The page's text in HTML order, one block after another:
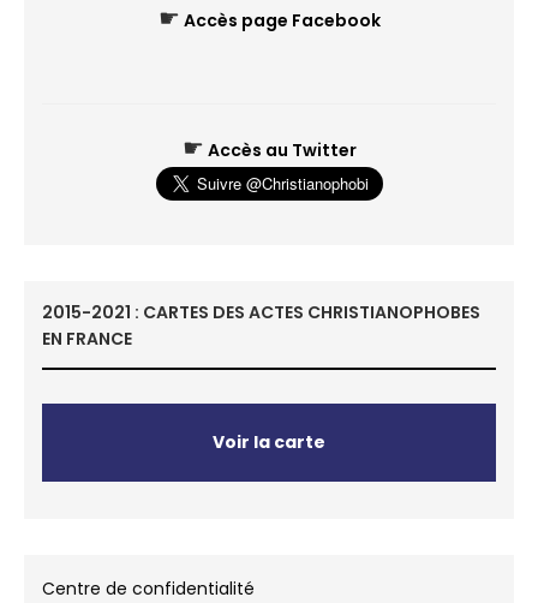
☛ Accès page Facebook
☛ Accès au Twitter
2015-2021 : CARTES DES ACTES CHRISTIANOPHOBES
EN FRANCE
Voir la carte
Centre de confidentialité